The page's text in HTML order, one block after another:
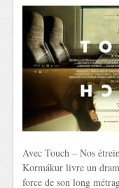
Avec Touch – Nos
Kormákur livre un
force de son long